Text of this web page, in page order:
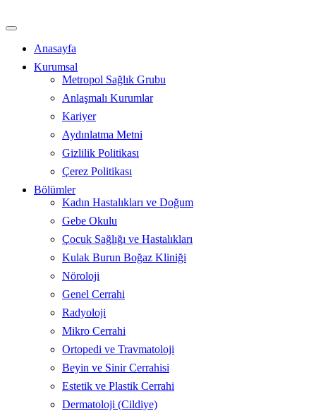
atla
Anasayfa
Kurumsal
Metropol Sağlık Grubu
Anlaşmalı Kurumlar
Kariyer
Aydınlatma Metni
Gizlilik Politikası
Çerez Politikası
Bölümler
Kadın Hastalıkları ve Doğum
Gebe Okulu
Çocuk Sağlığı ve Hastalıkları
Kulak Burun Boğaz Kliniği
Nöroloji
Genel Cerrahi
Radyoloji
Mikro Cerrahi
Ortopedi ve Travmatoloji
Beyin ve Sinir Cerrahisi
Estetik ve Plastik Cerrahi
Dermatoloji (Cildiye)